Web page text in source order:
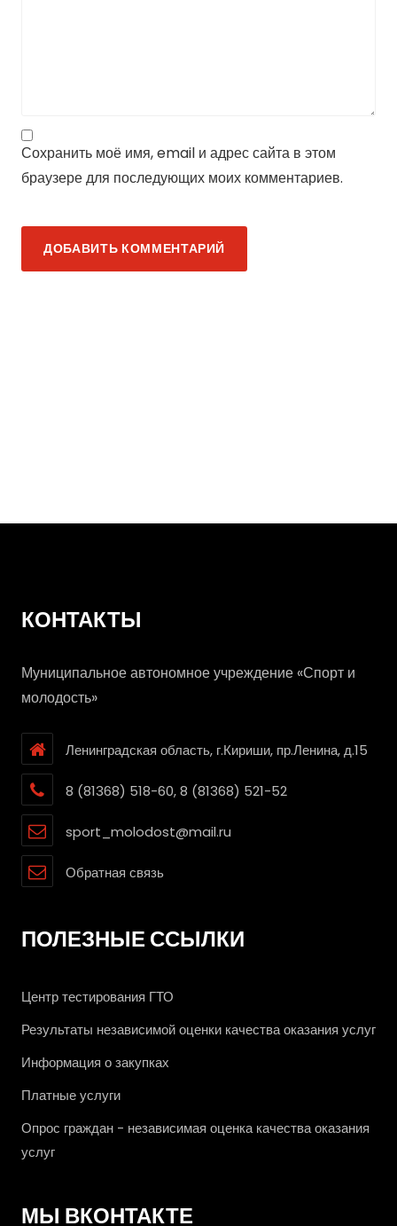
Сохранить моё имя, email и адрес сайта в этом
браузере для последующих моих комментариев.
ДОБАВИТЬ КОММЕНТАРИЙ
КОНТАКТЫ
Муниципальное автономное учреждение «Спорт и
молодость»
Ленинградская область, г.Кириши, пр.Ленина, д.15
8 (81368) 518-60, 8 (81368) 521-52
sport_molodost@mail.ru
Обратная связь
ПОЛЕЗНЫЕ ССЫЛКИ
Центр тестирования ГТО
Результаты независимой оценки качества оказания услуг
Информация о закупках
Платные услуги
Опрос граждан - независимая оценка качества оказания
услуг
МЫ ВКОНТАКТЕ